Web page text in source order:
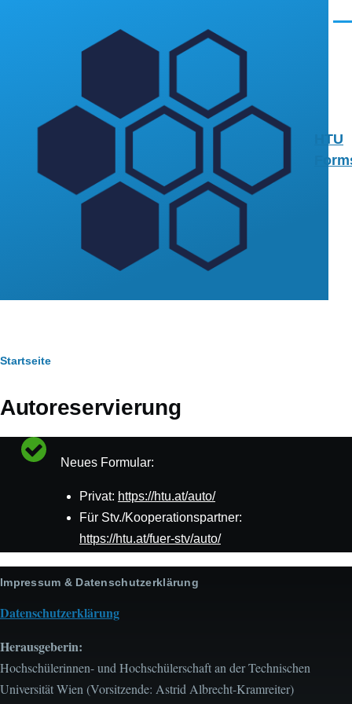
HTU
Pfadnavigation
Startseite
Autoreservierung
Statusmeldung
Neues Formular:
Privat: https://htu.at/auto/
Für Stv./Kooperationspartner:
https://htu.at/fuer-stv/auto/
Impressum & Datenschutzerklärung
Datenschutzerklärung
Herausgeberin:
Hochschülerinnen- und Hochschülerschaft an der Technischen
Universität Wien (Vorsitzende: Astrid Albrecht-Kramreiter)